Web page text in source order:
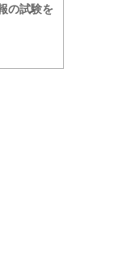
の試験を